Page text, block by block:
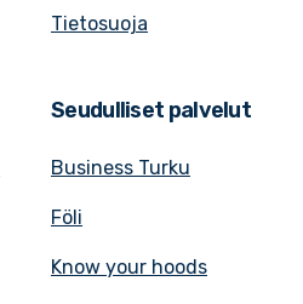
Tietosuoja
Seudulliset palvelut
Business Turku
Föli
Know your hoods